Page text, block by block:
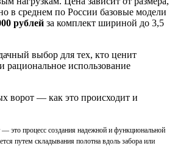
в среднем по России базовые модели
рублей за комплект шириной до 3,5
выбор для тех, кто ценит
рациональное использование
ворот — как это происходит и
это процесс создания надежной и функциональной
путем складывания полотна вдоль забора или